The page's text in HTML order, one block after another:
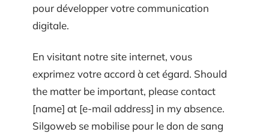
pour développer votre communication
digitale.
En visitant notre site internet, vous
exprimez votre accord à cet égard. Should
the matter be important, please contact
[name] at [e-mail address] in my absence.
Silgoweb se mobilise pour le don de sang